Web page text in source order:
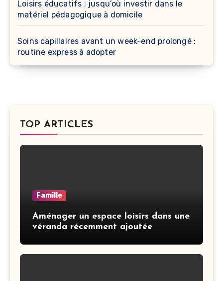
Loisirs éducatifs : jusqu’où investir dans le
matériel pédagogique à domicile
Soins capillaires avant un week-end prolongé :
routine express à adopter
TOP ARTICLES
Famille
Aménager un espace loisirs dans une
véranda récemment ajoutée